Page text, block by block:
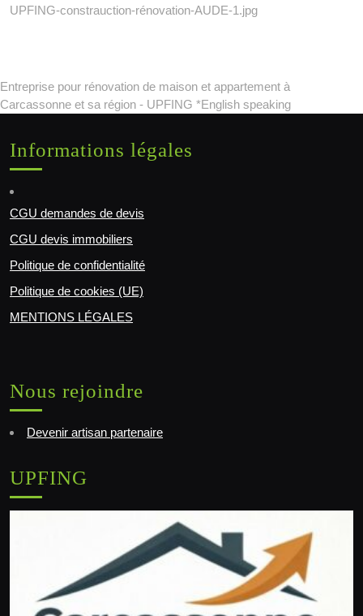
UPFING-constrauction-rénovation-AUDE-1.jpg
Entreprise pour rénovation de maison et appartement à
Carcassonne et sa région - UPFING *English speaking
Informations légales
CGU demandes de devis
CGU devis immobiliers
Politique de confidentialité
Politique de cookies (UE)
MENTIONS LÉGALES
Nous rejoindre
Devenir artisan partenaire
UPFING